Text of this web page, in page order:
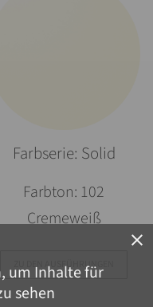
close
um Inhalte für
sehen
Farbserie: Solid
Farbton: 102
Cremeweiß
ZU DEN AUSFÜHRUNGEN